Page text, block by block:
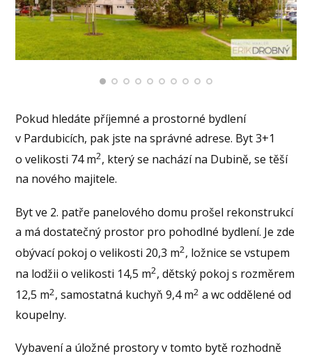
Pokud hledáte příjemné a prostorné bydlení
v Pardubicích, pak jste na správné adrese. Byt 3+1
o velikosti 74 m2, který se nachází na Dubině, se těší
na nového majitele.
Byt ve 2. patře panelového domu prošel rekonstrukcí
a má dostatečný prostor pro pohodlné bydlení. Je zde
obývací pokoj o velikosti 20,3 m2, ložnice se vstupem
na lodžii o velikosti 14,5 m2, dětský pokoj s rozměrem
12,5 m2, samostatná kuchyň 9,4 m2 a wc oddělené od
koupelny.
Vybavení a úložné prostory v tomto bytě rozhodně